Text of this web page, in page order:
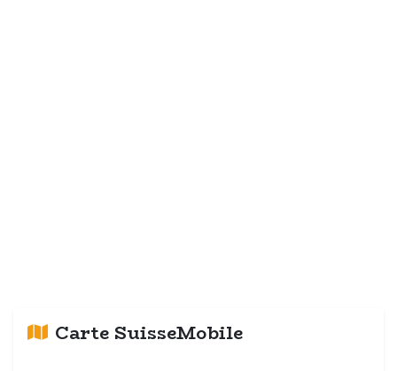
Carte SuisseMobile